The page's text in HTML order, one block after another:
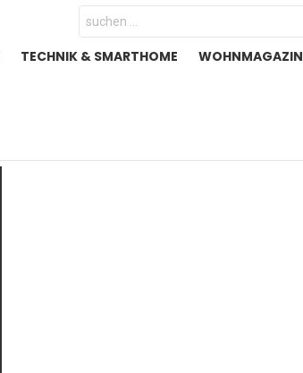
Search
for:
TECHNIK & SMARTHOME WOHNMAGAZIN